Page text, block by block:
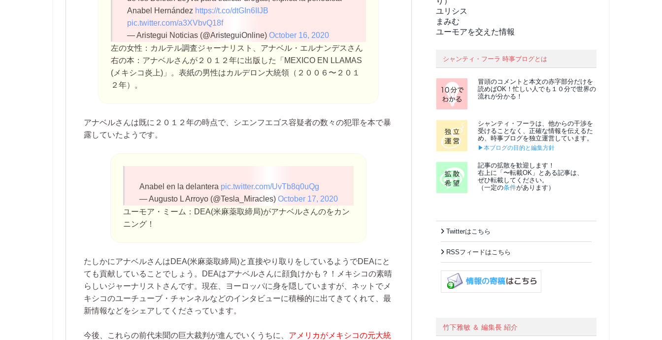
Anabel Hernández https://t.co/dtGIn6IIJB
pic.twitter.com/a3XVbvQ18f
— Aristegui Noticias (@AristeguiOnline)October 16, 2020
左の女性：カルテル調査ジャーナリスト、アナベル・エルナンデスさん
右の本：アナベルさんが２０１２年に出版した「MEXICO EN LLAMAS
(メキシコ炎上)」。表紙の男性はカルデロン大統領（２００６〜２０１
２年）。
アナベルさんは既に２０１２年の時点で、シエンフエゴス容疑者の数々の犯罪を本で暴
露していたようです。
Anabel en la delantera pic.twitter.com/UvTb8q0uQg
— Augusto L Arroyo (@Tesla_Miracles)October 17, 2020
ユーモア・ミーム： DEA(米麻薬取締局)がアナベルさんのをカン
ニング！
たしかにアナベルさんはDEA(米麻薬取締局)と直接やり取りをしているようでDEAにと
ても貢献していることでしょう。DEAはアナベルさんに顔負けかも？！メキシコの素晴
らしいジャーナリストさんです。現在、ヨーロッパに身を隠していますが、ネットでメ
キシコのユーチューブ・チャンネルなどのインタビューに積極的に出てきてくれて、最
新情報などをシェアしてくださっています。
今後、これらの前代未聞の巨大裁判が進んでいくうちに、 アメリカがメキシコの元大統
ユリシス
まみむ
ユーモアを交えた情報
シャンティ・フーラ 時事ブログとは
冒頭のコメントと本文の赤字部分だけを
読めばOK！忙しい人でも１０分で世界の
流れが分かる！
シャンティ・フーラは、他からの干渉を
受けることなく、正確な情報を伝えるた
め、時事ブログを独立運営しています。
▶本ブログの目的と編集方針
記事の拡散を歓迎します！
右上に「〜転載OK」とある記事は、
ぜひ転載してください。
（一定の条件があります）
Twitterはこちら
RSSフィードはこちら
竹下雅敏 ＆ 編集長 紹介